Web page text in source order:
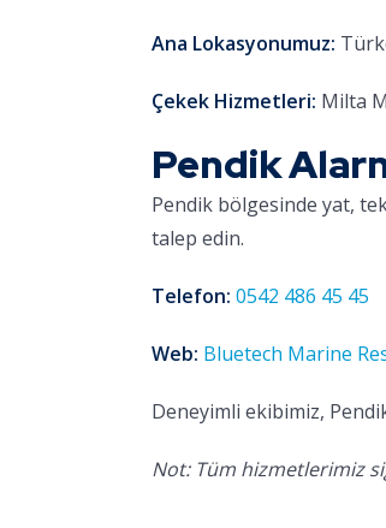
Ana Lokasyonumuz:
Çekek Hizmetleri: Milta
Pendik
Pendik bölgesinde yat,
talep edin.
Telefon: 0542 486 45 45
Web: Bluetech Marine
Deneyimli ekibimiz,
Not: Tüm hizmetlerimiz